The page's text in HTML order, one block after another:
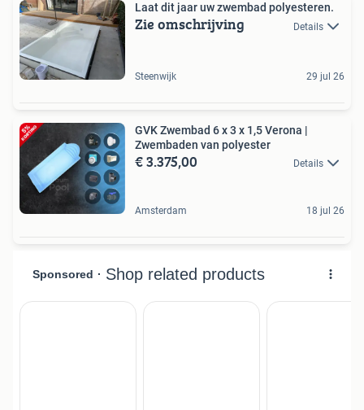
Laat dit jaar uw zwembad polyesteren.
Zie omschrijving Details
Steenwijk 29 jul 26
GVK Zwembad 6 x 3 x 1,5 Verona |
Zwembaden van polyester
€ 3.375,00 Details
Amsterdam 18 jul 26